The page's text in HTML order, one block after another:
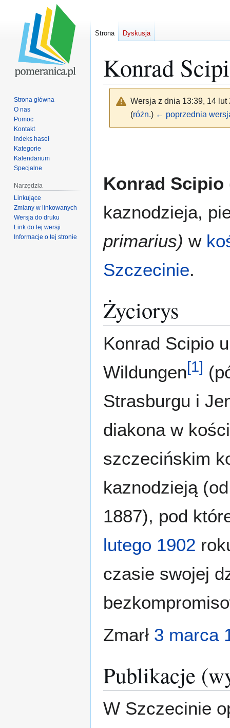
Konrad
Wersja z dnia 13:39, 14
(różn.) ← poprzednia
Konrad Scipio
kaznodzieja,
primarius) w
Szczecinie.
Życiorys
Konrad Scipio
Wildungen[1]
Strasburgu i
diakona w
szczecińskim
kaznodzieją
1887), pod
lutego 1902
czasie swojej
Zmarł 3 marca
Publikacje
W Szczecinie
Strona Dyskusja
Strona główna
O nas
Pomoc
Kontakt
Indeks haseł
Kategorie
Kalendarium
Specjalne
Narzędzia
Linkujące
Zmiany w linkowanych
Wersja do druku
Link do tej wersji
Informacje o tej stronie